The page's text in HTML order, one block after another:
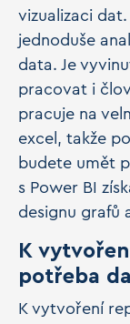
vizualizaci
jednoduše
data. Je
pracovat i
pracuje na
excel, takže
budete umět
s Power BI
designu grafů
K
potřeba
K vytvoření